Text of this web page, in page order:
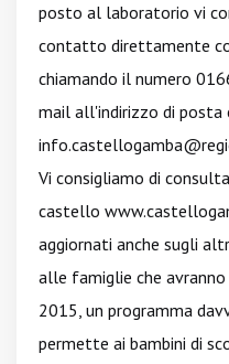
posto al laboratorio vi
contatto direttamente
chiamando il numero
mail all'indirizzo di
Vi consigliamo di
castello
aggiornati anche sugli
alle famiglie che
2015, un programma
permette ai bambini di